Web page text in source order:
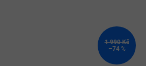
1 990 Kč
–74 %